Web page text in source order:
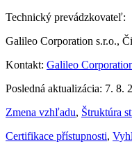
Technický prevádzkovateľ:
Galileo Corporation s.r.o.,
Kontakt: Galileo
Posledná aktualizácia: 7. 8.
Zmena vzhľadu, Štruktúra
Certifikace přístupnosti,